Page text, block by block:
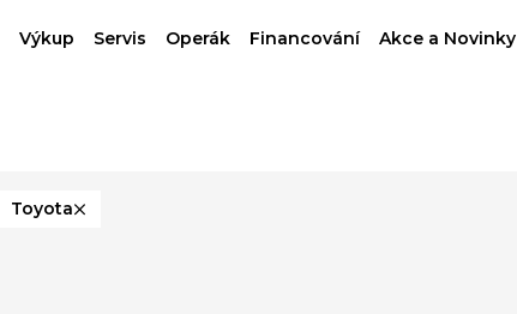
Výkup Servis Operák Financování Akce a Novinky
Toyota